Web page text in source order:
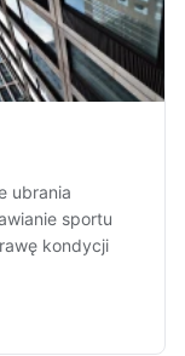
ubrania
sportu
kondycji